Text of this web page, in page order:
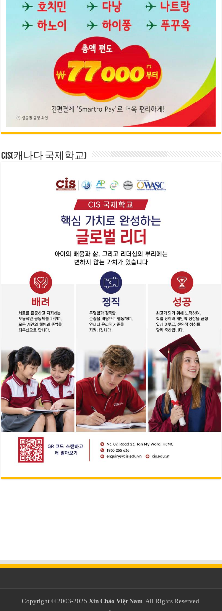
CIS(캐나다 국제학교)
Copyright © 2003-2025 Xin Chào Việt Nam. All Rights Reserved.